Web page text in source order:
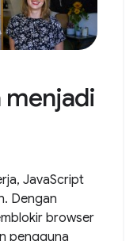
JavaScript
Dengan
browser
pengguna